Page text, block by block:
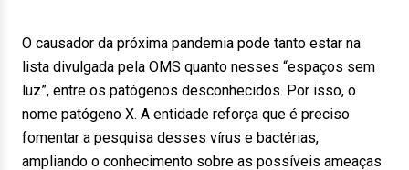
O causador da próxima pandemia pode tanto estar na
lista divulgada pela OMS quanto nesses “espaços sem
luz”, entre os patógenos desconhecidos. Por isso, o
nome patógeno X. A entidade reforça que é preciso
fomentar a pesquisa desses vírus e bactérias,
ampliando o conhecimento sobre as possíveis ameaças